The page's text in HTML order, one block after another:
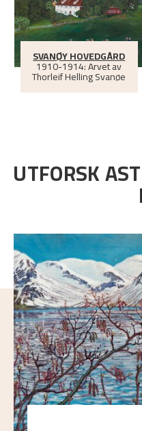
SVANØY HOVEDGÅRD
1910-1914: Arvet av
Thorleif Helling Svanøe
UTFORSK